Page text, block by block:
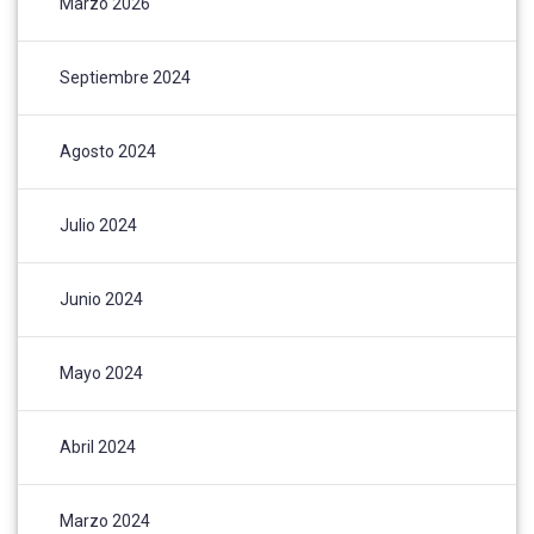
Septiembre 2024
Agosto 2024
Julio 2024
Junio 2024
Mayo 2024
Abril 2024
Marzo 2024